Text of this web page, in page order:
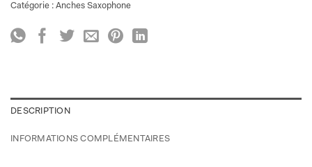
Catégorie : Anches Saxophone
DESCRIPTION
INFORMATIONS COMPLÉMENTAIRES